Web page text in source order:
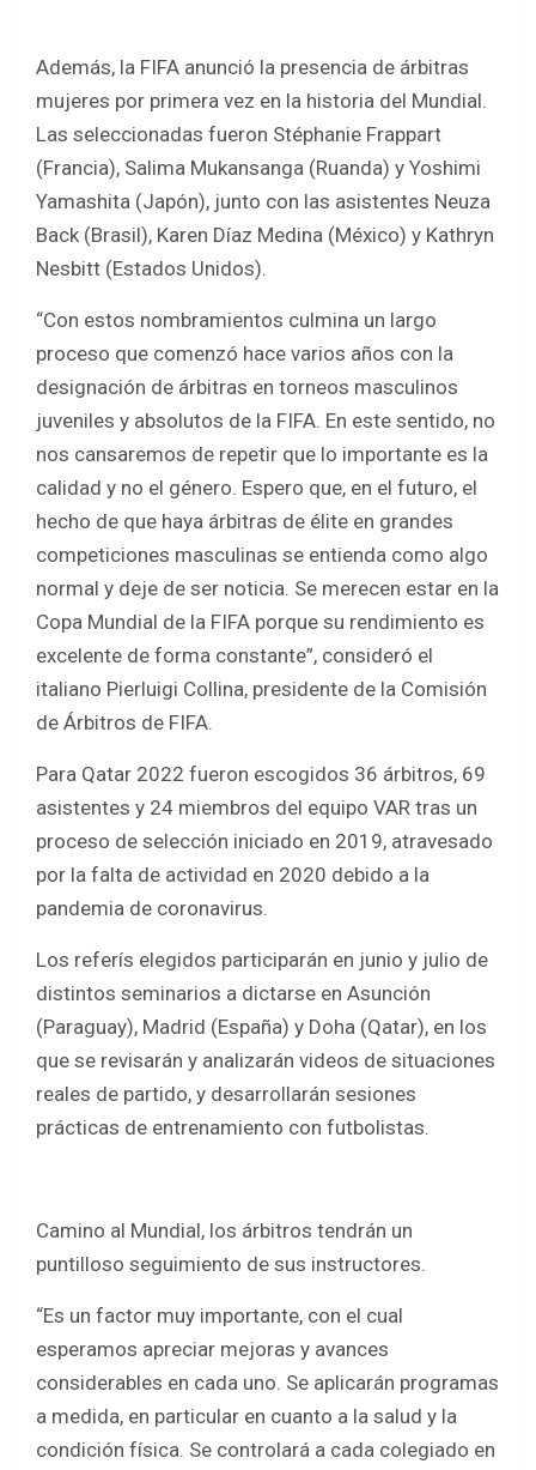
Además, la FIFA anunció la presencia de árbitras
mujeres por primera vez en la historia del Mundial.
Las seleccionadas fueron Stéphanie Frappart
(Francia), Salima Mukansanga (Ruanda) y Yoshimi
Yamashita (Japón), junto con las asistentes Neuza
Back (Brasil), Karen Díaz Medina (México) y Kathryn
Nesbitt (Estados Unidos).
“Con estos nombramientos culmina un largo
proceso que comenzó hace varios años con la
designación de árbitras en torneos masculinos
juveniles y absolutos de la FIFA. En este sentido, no
nos cansaremos de repetir que lo importante es la
calidad y no el género. Espero que, en el futuro, el
hecho de que haya árbitras de élite en grandes
competiciones masculinas se entienda como algo
normal y deje de ser noticia. Se merecen estar en la
Copa Mundial de la FIFA porque su rendimiento es
excelente de forma constante”, consideró el
italiano Pierluigi Collina, presidente de la Comisión
de Árbitros de FIFA.
Para Qatar 2022 fueron escogidos 36 árbitros, 69
asistentes y 24 miembros del equipo VAR tras un
proceso de selección iniciado en 2019, atravesado
por la falta de actividad en 2020 debido a la
pandemia de coronavirus.
Los referís elegidos participarán en junio y julio de
distintos seminarios a dictarse en Asunción
(Paraguay), Madrid (España) y Doha (Qatar), en los
que se revisarán y analizarán videos de situaciones
reales de partido, y desarrollarán sesiones
prácticas de entrenamiento con futbolistas.
Camino al Mundial, los árbitros tendrán un
puntilloso seguimiento de sus instructores.
“Es un factor muy importante, con el cual
esperamos apreciar mejoras y avances
considerables en cada uno. Se aplicarán programas
a medida, en particular en cuanto a la salud y la
condición física. Se controlará a cada colegiado en